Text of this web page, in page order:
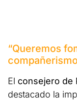
“Queremos
El consejero de
destacado la